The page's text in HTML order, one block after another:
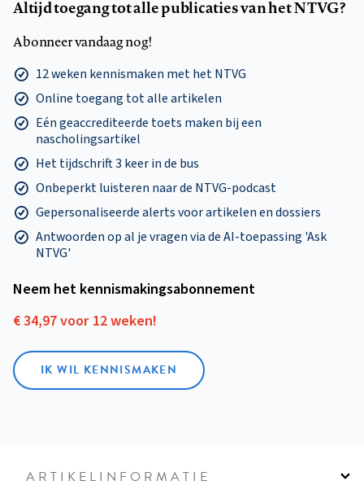
Altijd toegang tot alle publicaties van het NTVG?
Abonneer vandaag nog!
12 weken kennismaken met het NTVG
Online toegang tot alle artikelen
Eén geaccrediteerde toets maken bij een
nascholingsartikel
Het tijdschrift 3 keer in de bus
Onbeperkt luisteren naar de NTVG-podcast
Gepersonaliseerde alerts voor artikelen en dossiers
Antwoorden op al je vragen via de AI-toepassing 'Ask
NTVG'
Neem het kennismakings­abonnement
€ 34,97 voor 12 weken!
IK WIL KENNISMAKEN
ARTIKELINFORMATIE